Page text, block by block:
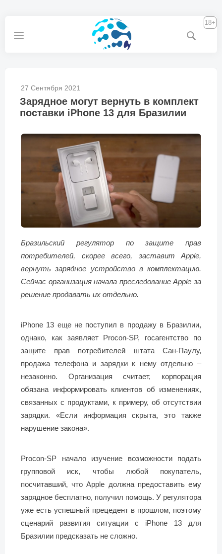
18+
27 Сентября 2021
Зарядное могут вернуть в комплект
поставки iPhone 13 для Бразилии
Бразильский регулятор по защите прав
потребителей, скорее всего, заставит Apple,
вернуть зарядное устройство в комплектацию.
Сейчас организация начала преследование Apple за
решение продавать их отдельно.
iPhone 13 еще не поступил в продажу в Бразилии,
однако, как заявляет Procon-SP, госагентство по
защите прав потребителей штата Сан-Паулу,
продажа телефона и зарядки к нему отдельно –
незаконно. Организация считает, корпорация
обязана информировать клиентов об изменениях,
связанных с продуктами, к примеру, об отсутствии
зарядки. «Если информация скрыта, это также
нарушение закона».
Procon-SP начало изучение возможности подать
групповой иск, чтобы любой покупатель,
посчитавший, что Apple должна предоставить ему
зарядное бесплатно, получил помощь. У регулятора
уже есть успешный прецедент в прошлом, поэтому
сценарий развития ситуации с iPhone 13 для
Бразилии предсказать не сложно.